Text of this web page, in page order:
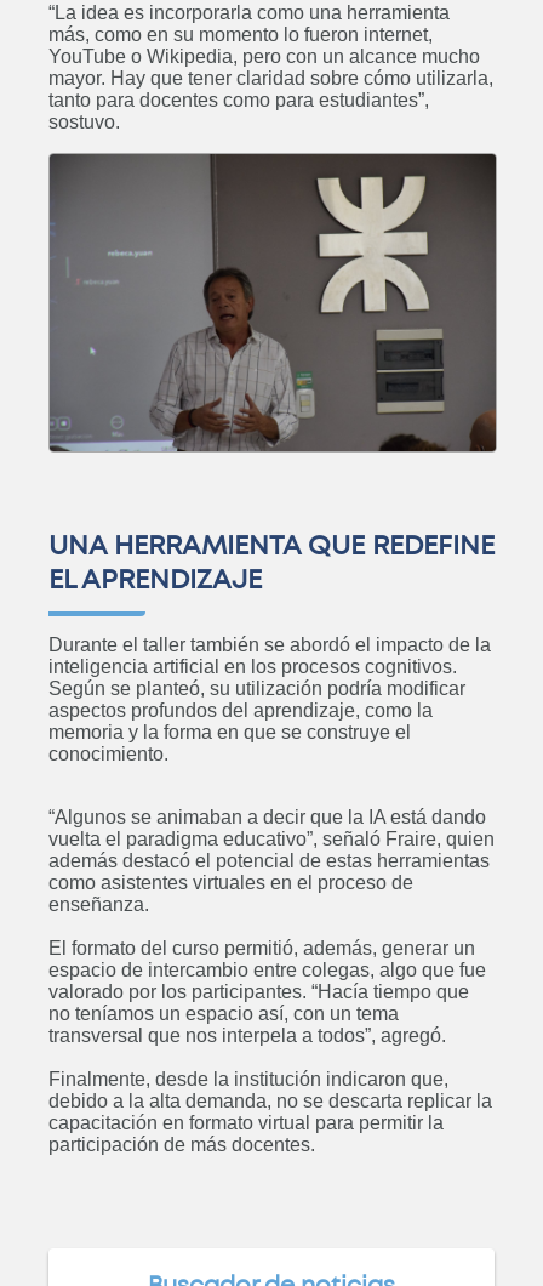
“La idea es incorporarla como una herramienta
más, como en su momento lo fueron internet,
YouTube o Wikipedia, pero con un alcance mucho
mayor. Hay que tener claridad sobre cómo utilizarla,
tanto para docentes como para estudiantes”,
sostuvo.
UNA HERRAMIENTA QUE REDEFINE
EL APRENDIZAJE
Durante el taller también se abordó el impacto de la
inteligencia artificial en los procesos cognitivos.
Según se planteó, su utilización podría modificar
aspectos profundos del aprendizaje, como la
memoria y la forma en que se construye el
conocimiento.
“Algunos se animaban a decir que la IA está dando
vuelta el paradigma educativo”, señaló Fraire, quien
además destacó el potencial de estas herramientas
como asistentes virtuales en el proceso de
enseñanza.
El formato del curso permitió, además, generar un
espacio de intercambio entre colegas, algo que fue
valorado por los participantes. “Hacía tiempo que
no teníamos un espacio así, con un tema
transversal que nos interpela a todos”, agregó.
Finalmente, desde la institución indicaron que,
debido a la alta demanda, no se descarta replicar la
capacitación en formato virtual para permitir la
participación de más docentes.
Posgrado: Especialización en
Docencia Universitaria
ABIERTO
Curso: Diplomatura en
Bioarquitectura
ABIERTO
Posgrado: Especialización en
Ingeniería Gerencial